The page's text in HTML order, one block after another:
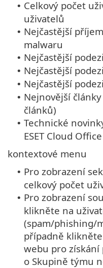
• Celkový počet
uživatelů
• Nejčastější
malwaru
• Nejčastější
• Nejčastější
• Nejčastější
• Nejnovější
článků)
• Technické
ESET Cloud
kontextové menu
• Pro zobrazení
celkový počet
• Pro zobrazení
klikněte na
(spam/phishing/
případně
webu pro
o Skupině týmu